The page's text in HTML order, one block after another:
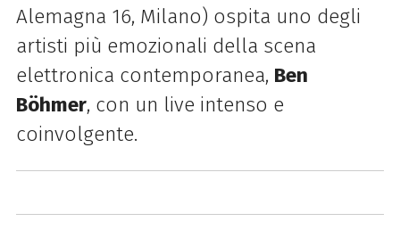
Alemagna 16, Milano) ospita uno degli
artisti più emozionali della scena
elettronica contemporanea, Ben
Böhmer, con un live intenso e
coinvolgente.